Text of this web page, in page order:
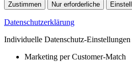
Zustimmen Nur erforderliche
Datenschutzerklärung
Individuelle Datenschutz-Einstellungen
Marketing per Customer-Match